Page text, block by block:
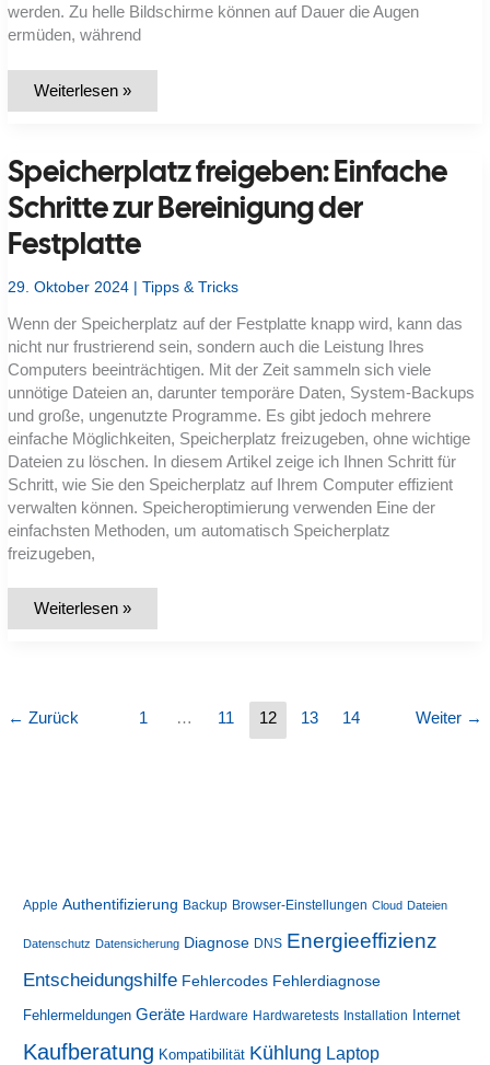
werden. Zu helle Bildschirme können auf Dauer die Augen
ermüden, während
Bildschirm
und
Farben
anpassen
Weiterlesen »
Speicherplatz freigeben: Einfache
Schritte zur Bereinigung der
Festplatte
29. Oktober 2024 |Tipps & Tricks
Wenn der Speicherplatz auf der Festplatte knapp wird, kann das
nicht nur frustrierend sein, sondern auch die Leistung Ihres
Computers beeinträchtigen. Mit der Zeit sammeln sich viele
unnötige Dateien an, darunter temporäre Daten, System-Backups
und große, ungenutzte Programme. Es gibt jedoch mehrere
einfache Möglichkeiten, Speicherplatz freizugeben, ohne wichtige
Dateien zu löschen. In diesem Artikel zeige ich Ihnen Schritt für
Schritt, wie Sie den Speicherplatz auf Ihrem Computer effizient
verwalten können. Speicheroptimierung verwenden Eine der
einfachsten Methoden, um automatisch Speicherplatz
freizugeben,
Speicherplatz
Festplatte
Weiterlesen »
← Zurück 1 … 11 12 13 14 Weiter →
Apple Authentifizierung Backup Browser-Einstellungen Cloud Dateien
Datenschutz Datensicherung Diagnose DNS Energieeffizienz
Entscheidungshilfe Fehlercodes Fehlerdiagnose
Fehlermeldungen Geräte Hardware Hardwaretests Installation Internet
Kaufberatung Kompatibilität Kühlung Laptop